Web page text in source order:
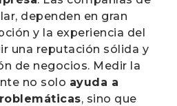
dependen en gran
y la experiencia del
una reputación sólida y
de negocios. Medir la
no solo ayuda a
, sino que